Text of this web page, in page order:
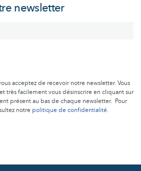
newsletter
acceptez de recevoir notre newsletter. Vous
très facilement vous désinscrire en cliquant sur
présent au bas de chaque newsletter. Pour
notre politique de confidentialité.